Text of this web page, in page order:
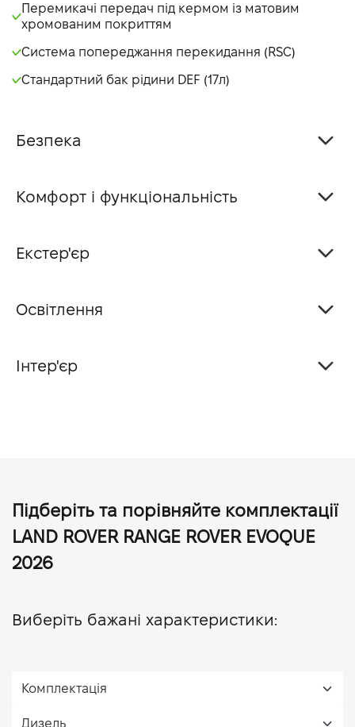
Перемикачі передач під кермом із матовим
хромованим покриттям
Система попереджання перекидання (RSC)
Стандартний бак рідини DEF (17л)
Безпека
Комфорт і функціональність
Екстер'єр
Освітлення
Інтер'єр
Підберіть та порівняйте комплектації
LAND ROVER RANGE ROVER EVOQUE
2026
Виберіть бажані характеристики: